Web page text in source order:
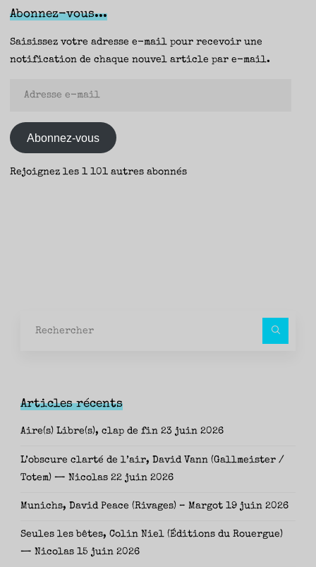
poussière,
Lune
Vuillemin
Chemin
de
Abonnez-vous...
Saisissez votre adresse e-mail pour recevoir une
notification de chaque nouvel article par e-mail.
mail
Abonnez-vous
Rejoignez les 1 101 autres abonnés
Articles récents
Aire(s) Libre(s), clap de fin 23 juin 2026
L’obscure clarté de l’air, David Vann (Gallmeister /
Totem) — Nicolas 22 juin 2026
Munichs, David Peace (Rivages) – Margot 19 juin 2026
Seules les bêtes, Colin Niel (Éditions du Rouergue)
— Nicolas 15 juin 2026